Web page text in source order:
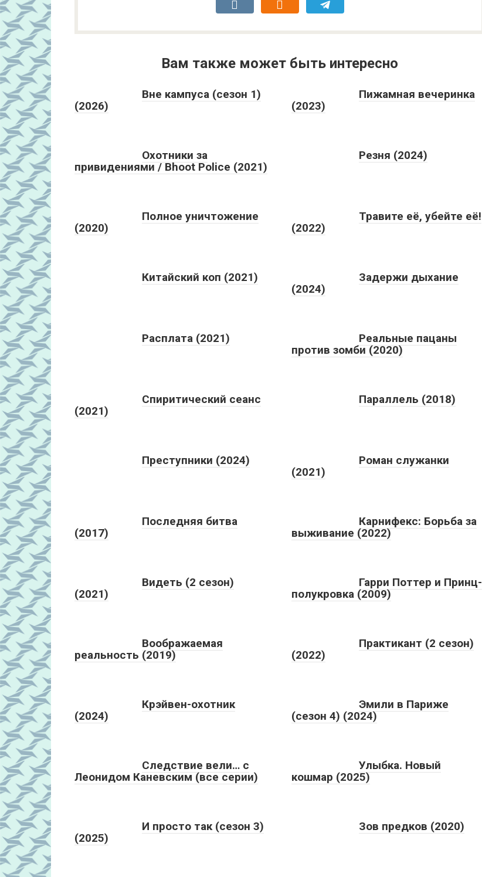
Вам также может быть интересно
Вне кампуса (сезон 1)
(2026)
Пижамная вечеринка
(2023)
Охотники за
привидениями / Bhoot Police (2021)
Резня (2024)
Полное уничтожение
(2020)
Травите её, убейте её!
(2022)
Китайский коп (2021)
Задержи дыхание
(2024)
Расплата (2021)
Реальные пацаны
против зомби (2020)
Спиритический сеанс
(2021)
Параллель (2018)
Преступники (2024)
Роман служанки
(2021)
Последняя битва
(2017)
Карнифекс: Борьба за
выживание (2022)
Видеть (2 сезон)
(2021)
Гарри Поттер и Принц-
полукровка (2009)
Воображаемая
реальность (2019)
Практикант (2 сезон)
(2022)
Крэйвен-охотник
(2024)
Эмили в Париже
(сезон 4) (2024)
Следствие вели… с
Леонидом Каневским (все серии)
Улыбка. Новый
кошмар (2025)
И просто так (сезон 3)
(2025)
Зов предков (2020)